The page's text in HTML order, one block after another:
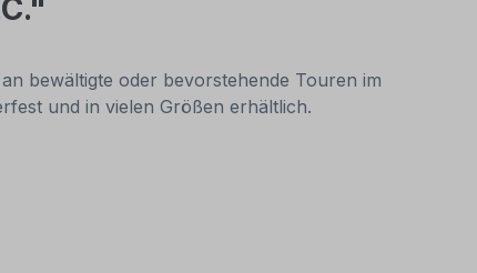
bewältigte oder bevorstehende Touren im
und in vielen Größen erhältlich.